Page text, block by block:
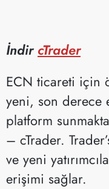
İndircTrader
ECN ticareti için
yeni, son derece
platform
– cTrader.
ve yeni
erişimi sağlar.